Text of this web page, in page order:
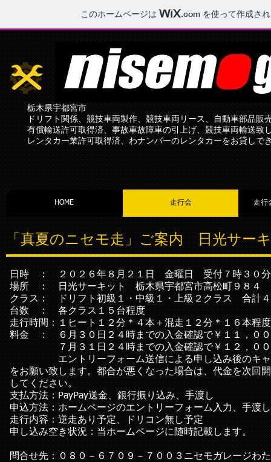
このホームページは .com を使って作成さ
nisemo-garage
栃木県宇都宮市
ドリフト関係、競技車両製作、競技車両リース、自動車部品
有償輸送許可取得済、事故車故障車の引上げ、競技車両輸送致
レンタカー業許可取得済、わナンバーのレンタカーをお貸しで
HOME 走行会 走行
「真夏のニセモ走」ご案内 日光サー
日時 ： ２０２６年８月２１日 金曜日 受付７時３０
場所 ： 日光サーキット 栃木県宇都宮市高松町９８４
クラス： ドリフト初級１・中級１・ 上級２クラス 合計
台数 ： 各クラス１５台程度
走行時間：１ヒート１２分＊４本＋混走１２分＊１６本程
料金 ： ６月３０日２４時までの入金確認で￥１１，０
７月３１日２４時までの入金確認で￥１２，０００
エントリーフォーム送信による申し込み後のキャン
をお願い致します。都合が悪くなった場合は、代金を次回
してください。
支払方法：PayPay送金、銀行振り込み、手渡し
申込方法：ホームページのエントリーフォーム入力、手渡し
走行内容：逆走あり予定、ドリコン無し予定
申し込み空き状況：当ホームページに随時記載します。
問合せ先：０８０－６７０９－７００３ニセモガレージわ